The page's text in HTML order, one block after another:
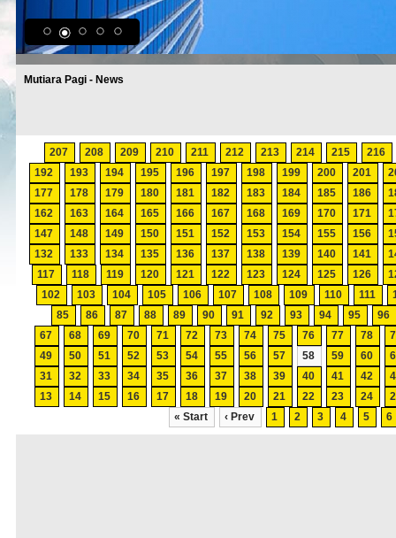
Mutiara Pagi - News
216
215
214
213
212
211
210
209
208
207
201
200
199
198
197
196
195
194
193
192
186
185
184
183
182
181
180
179
178
177
171
170
169
168
167
166
165
164
163
162
156
155
154
153
152
151
150
149
148
147
141
140
139
138
137
136
135
134
133
132
126
125
124
123
122
121
120
119
118
117
111
110
109
108
107
106
105
104
103
102
96
95
94
93
92
91
90
89
88
87
86
85
78
77
76
75
74
73
72
71
70
69
68
67
60
59
58
57
56
55
54
53
52
51
50
49
42
41
40
39
38
37
36
35
34
33
32
31
24
23
22
21
20
19
18
17
16
15
14
13
6
5
4
3
2
1
‹ Prev
« Start